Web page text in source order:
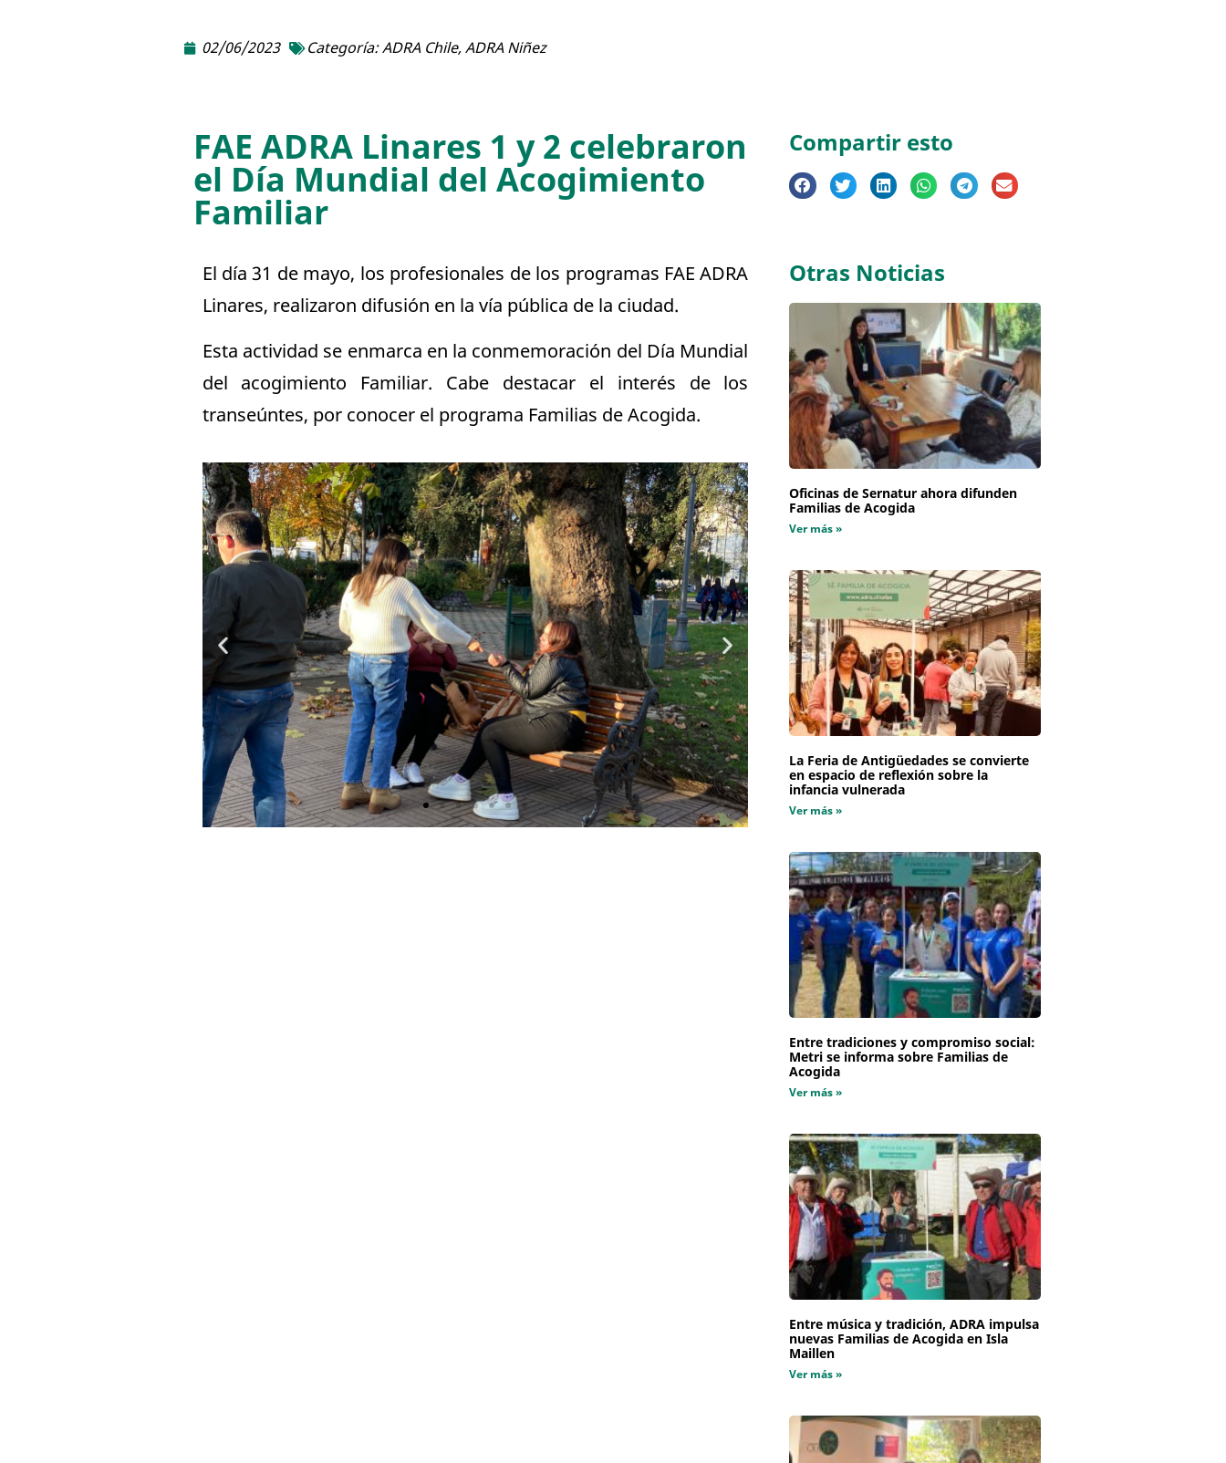
02/06/2023 Categoría:ADRA Chile,ADRA Niñez
FAE ADRA Linares 1 y 2 celebraron
el Día Mundial del Acogimiento
Familiar
El día 31 de mayo, los profesionales de los programas FAE ADRA
Linares, realizaron difusión en la vía pública de la ciudad.
Esta actividad se enmarca en la conmemoración del Día Mundial
del acogimiento Familiar. Cabe destacar el interés de los
transeúntes, por conocer el programa Familias de Acogida.
Compartir esto
Otras Noticias
Oficinas de Sernatur ahora difunden
Familias de Acogida
Ver más »
La Feria de Antigüedades se convierte
en espacio de reflexión sobre la
infancia vulnerada
Ver más »
Entre tradiciones y compromiso social:
Metri se informa sobre Familias de
Acogida
Ver más »
Entre música y tradición, ADRA impulsa
nuevas Familias de Acogida en Isla
Maillen
Ver más »